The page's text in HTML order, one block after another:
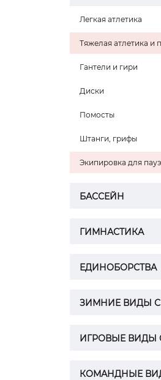
Легкая атлетика
Тяжелая атлетика и
Гантели и гири
Диски
Помосты
Штанги, грифы
Экипировка для
БАССЕЙН
ГИМНАСТИКА
ЕДИНОБОРСТВА
ЗИМНИЕ ВИДЫ
ИГРОВЫЕ ВИДЫ
КОМАНДНЫЕ